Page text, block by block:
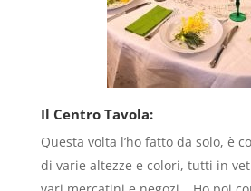
Il Centro Tavola:
Questa volta l’ho fatto da solo, è
di varie altezze e colori, tutti in